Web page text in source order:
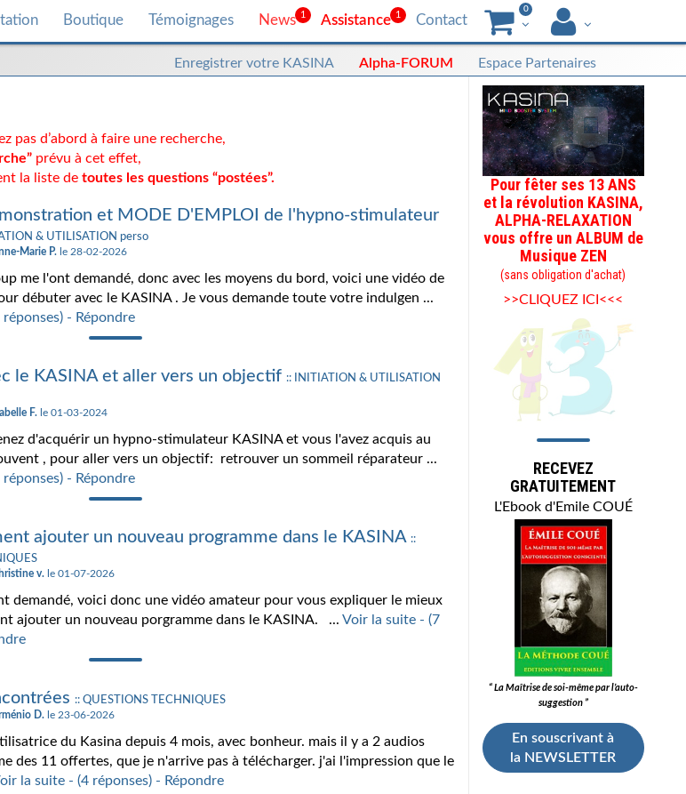
0
Boutique Témoignages 1
News 1
Assistance
Enregistrer
votre
Enregistrer votre KASINA Alpha-FORUM Espace Partenaires
Contact
pas d’abord à faire une recherche,
prévu à cet effet,
la liste detoutes les questions “postées”.
et MODE D'EMPLOI de l'hypno-stimulateur
& UTILISATION perso
Marie P. le 28-02-2026
me l'ont demandé, donc avec les moyens du bord, voici une vidéo de
débuter avec le KASINA . Je vous demande toute votre indulgen ...
- Répondre
le KASINA et aller vers un objectif :: INITIATION & UTILISATION
F. le 01-03-2024
d'acquérir un hypno-stimulateur KASINA et vous l'avez acquis au
, pour aller vers un objectif: retrouver un sommeil réparateur ...
- Répondre
ajouter un nouveau programme dans le KASINA ::
v. le 01-07-2026
demandé, voici donc une vidéo amateur pour vous expliquer le mieux
ajouter un nouveau porgramme dans le KASINA. ...Voir la suite - (7
:: QUESTIONS TECHNIQUES
D. le 23-06-2026
du Kasina depuis 4 mois, avec bonheur. mais il y a 2 audios
des 11 offertes, que je n'arrive pas à télécharger. j'ai l'impression que le
la suite - (4 réponses) - Répondre
Pour fêter ses 13 ANS
et la révolution KASINA,
ALPHA-RELAXATION
vous offre un ALBUM de
Musique ZEN
(sans obligation d'achat)
>>CLIQUEZ ICI<<<
RECEVEZ
GRATUITEMENT
L'Ebook d'Emile COUÉ
“ La Maîtrise de soi-même par l’auto-
suggestion ”
En souscrivant à
la NEWSLETTER